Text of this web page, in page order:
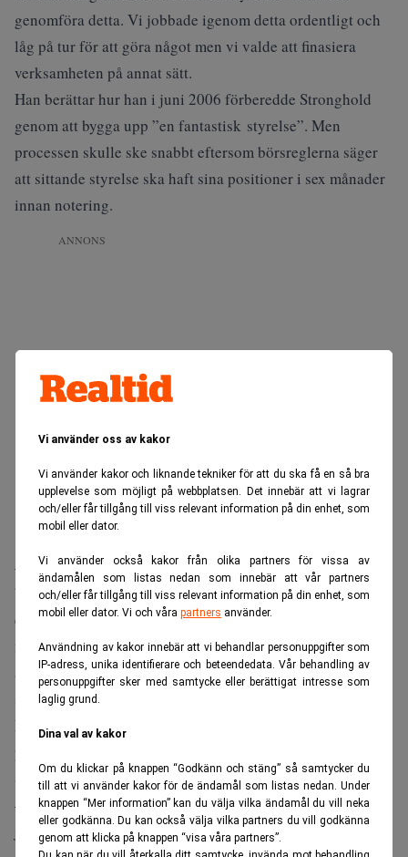
Vi använder oss av kakor
Vi använder kakor och liknande tekniker för att du ska få en så bra
upplevelse som möjligt på webbplatsen. Det innebär att vi lagrar
och/eller får tillgång till viss relevant information på din enhet, som
mobil eller dator.
Vi använder också kakor från olika partners för vissa av
ändamålen som listas nedan som innebär att vår partners
och/eller får tillgång till viss relevant information på din enhet, som
mobil eller dator. Vi och våra partners använder.
Användning av kakor innebär att vi behandlar personuppgifter som
IP-adress, unika identifierare och beteendedata. Vår behandling av
personuppgifter sker med samtycke eller berättigat intresse som
laglig grund.
Dina val av kakor
Om du klickar på knappen “Godkänn och stäng” så samtycker du
till att vi använder kakor för de ändamål som listas nedan. Under
knappen “Mer information” kan du välja vilka ändamål du vill neka
eller godkänna. Du kan också välja vilka partners du vill godkänna
genom att klicka på knappen “visa våra partners”.
genomföra detta. Vi jobbade igenom detta ordentligt och
låg på tur för att göra något men vi valde att finasiera
verksamheten på annat sätt.
Han berättar hur han i juni 2006 förberedde Stronghold
genom att bygga upp ”en fantastisk styrelse”. Men
processen skulle ske snabbt eftersom börsreglerna säger
att sittande styrelse ska haft sina positioner i sex månader
innan notering.
ANNONS
– Vi ringde upp en headhuntingfirma och sade att vi
behövde två ledamöter som var erfarna av börsbolag inom
en vecka. Firman frågade om vi kunde nöja oss med män
men vi ville ha två kvinnor, men det gick inte för alla
andra var också ute efter kvinnliga styrelseledamöter,
säger Urban Edenström.
De nya styrelseledamöterna blev Henry Sténson, då
partner på Brunswick Group, och stryrelseproffset Risto
Silander.
– Nu är vi bara män och det blev ännu knasigare nu när
jag tog in min son i styrelsen också. Jag har tyvärr inga